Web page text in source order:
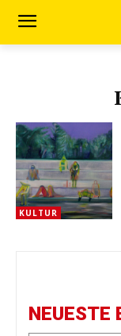
KULTUR
NEUESTE